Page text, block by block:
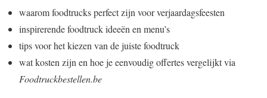
waarom foodtrucks perfect zijn voor verjaardagsfeesten
inspirerende foodtruck ideeën en menu’s
tips voor het kiezen van de juiste foodtruck
wat kosten zijn en hoe je eenvoudig offertes vergelijkt via
Foodtruckbestellen.be